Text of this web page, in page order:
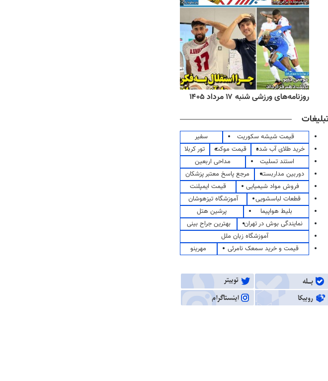
روزنامه‌های ورزشی شنبه ۱۷ مرداد ۱۴۰۵
قیمت شیشه سکوریت
سفیر
خرید طلای آب شده
قیمت موکت
تور کربلا
استند تسلیت
مداحی اربعین
دوربین مداربسته
مرجع پاسخ معتبر پزشکان
فروش مواد شیمیایی
قیمت ایمپلنت
قطعات لباسشویی
آموزشگاه تیزهوشان
بلیط هواپیما
پرشین هتل
نمایندگی بوش در تهران
بهترین جراح بینی
آموزشگاه زبان ملل
قیمت و خرید سمعک نامرئی
مهرینو